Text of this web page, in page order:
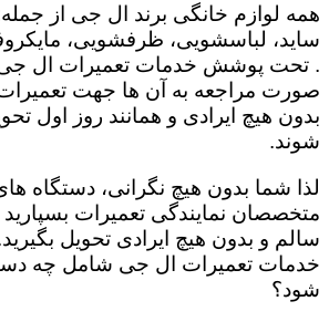
همه لوازم خانگی برند ال جی از
ساید، لباسشویی، ظرفشویی،
. تحت پوشش خدمات تعمیرات ال جی
صورت مراجعه به آن ها جهت
بدون هیچ ایرادی و همانند روز اول
شوند.
لذا شما بدون هیچ نگرانی، دستگاه
متخصصان نمایندگی تعمیرات
سالم و بدون هیچ ایرادی تحویل
خدمات تعمیرات ال جی شامل چه
شود؟